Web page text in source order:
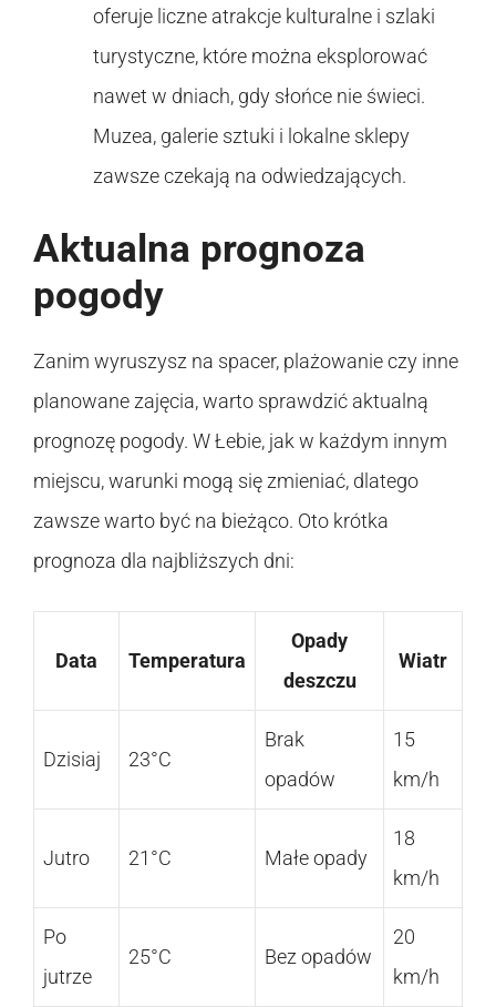
oferuje liczne atrakcje kulturalne i szlaki
turystyczne, które można eksplorować
nawet w dniach, gdy słońce nie świeci.
Muzea, galerie sztuki i lokalne sklepy
zawsze czekają na odwiedzających.
Aktualna prognoza
pogody
Zanim wyruszysz na spacer, plażowanie czy inne
planowane zajęcia, warto sprawdzić aktualną
prognozę pogody. W Łebie, jak w każdym innym
miejscu, warunki mogą się zmieniać, dlatego
zawsze warto być na bieżąco. Oto krótka
prognoza dla najbliższych dni:
Data Temperatura
Opady
deszczu
Wiatr
Dzisiaj 23°C
Brak
opadów
15
km/h
Jutro 21°C Małe opady
18
km/h
Po
jutrze
25°C Bez opadów
20
km/h